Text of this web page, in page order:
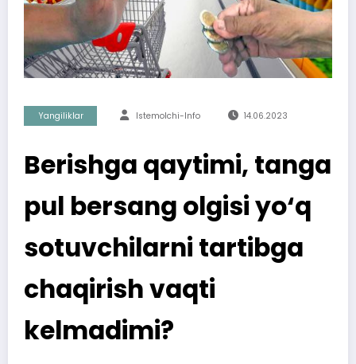
Yangiliklar Istemolchi-Info 14.06.2023
Berishga qaytimi, tanga
pul bersang olgisi yo‘q
sotuvchilarni tartibga
chaqirish vaqti
kelmadimi?